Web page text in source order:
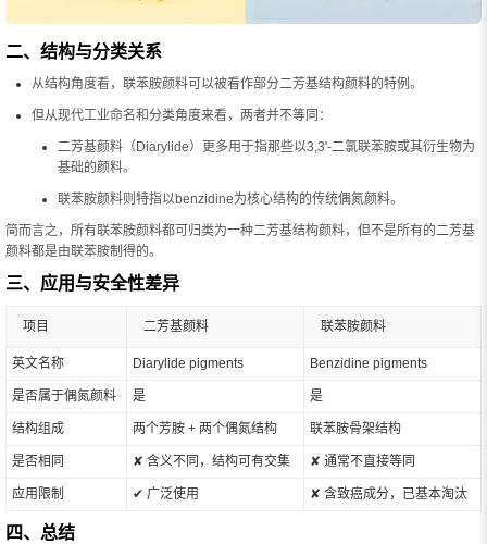
二、结构与分类关系
从结构角度看，联苯胺颜料可以被看作部分二芳基结构颜料的特例。
但从现代工业命名和分类角度来看，两者并不等同：
二芳基颜料（Diarylide）更多用于指那些以3,3'-二氯联苯胺或其衍生物为
基础的颜料。
联苯胺颜料则特指以benzidine为核心结构的传统偶氮颜料。
简而言之，所有联苯胺颜料都可归类为一种二芳基结构颜料，但不是所有的二芳基
颜料都是由联苯胺制得的。
三、应用与安全性差异
项目 二芳基颜料 联苯胺颜料
英文名称 Diarylide pigments Benzidine pigments
是否属于偶氮颜料 是 是
结构组成 两个芳胺 + 两个偶氮结构 联苯胺骨架结构
是否相同 ✘ 含义不同，结构可有交集 ✘ 通常不直接等同
应用限制 ✔ 广泛使用 ✘ 含致癌成分，已基本淘汰
四、总结